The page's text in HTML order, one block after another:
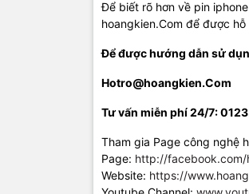
Để biết rõ hơn về pin
hoangkien.Com để được hỗ
Để được hướng dẫn sử
Hotro@hoangkien.Com
Tư vấn miễn phí 24/7:
Tham gia Page công nghệ
Page: http://facebook.com/
Website: https://